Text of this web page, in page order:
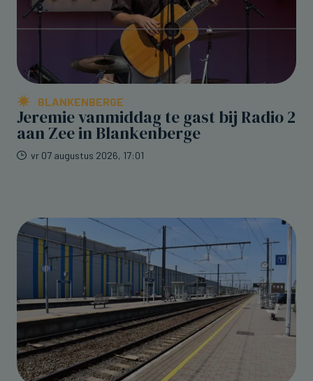
BLANKENBERGE
Jeremie vanmiddag te gast bij Radio 2
aan Zee in Blankenberge
vr 07 augustus 2026, 17:01